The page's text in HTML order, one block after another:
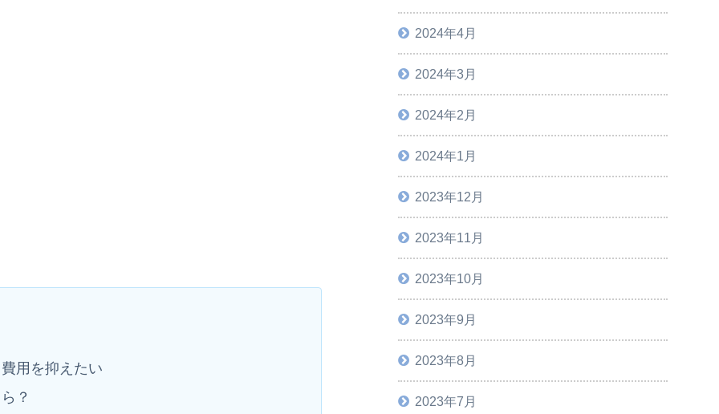
用を抑えたい
？
2024年4月
2024年3月
2024年2月
2024年1月
2023年12月
2023年11月
2023年10月
2023年9月
2023年8月
2023年7月